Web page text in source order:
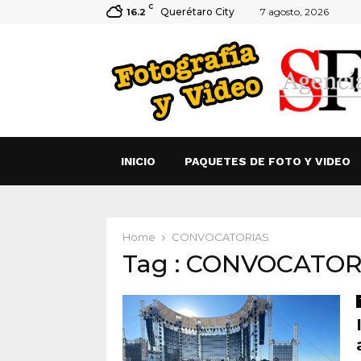
16.2 C Querétaro City 7 agosto, 2026
INICIO PAQUETES DE FOTO Y VIDEO
Home CONVOCATORIAS
Tag :